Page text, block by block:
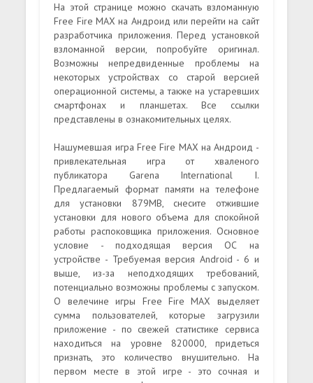
На этой странице можно скачать взломанную
Free Fire MAX на Андроид или перейти на сайт
разработчика приложения. Перед установкой
взломанной версии, попробуйте оригинал.
Возможны непредвиденные проблемы на
некоторых устройствах со старой версией
операционной системы, а также на устаревших
смартфонах и планшетах. Все ссылки
представлены в ознакомительных целях.
Нашумевшая игра Free Fire MAX на Андроид -
привлекательная игра от хваленого
публикатора Garena International I.
Предлагаемый формат памяти на телефоне
для установки 879MB, снесите отжившие
установки для нового объема для спокойной
работы распоковщика приложения. Основное
условие - подходящая версия ОС на
устройстве - Требуемая версия Android - 6 и
выше, из-за неподходящих требований,
потенциально возможны проблемы с запуском.
О велечине игры Free Fire MAX выделяет
сумма пользователей, которые загрузили
приложение - по свежей статистике сервиса
находиться на уровне 820000, придеться
признать, это количество внушительно. На
первом месте в этой игре - это сочная и